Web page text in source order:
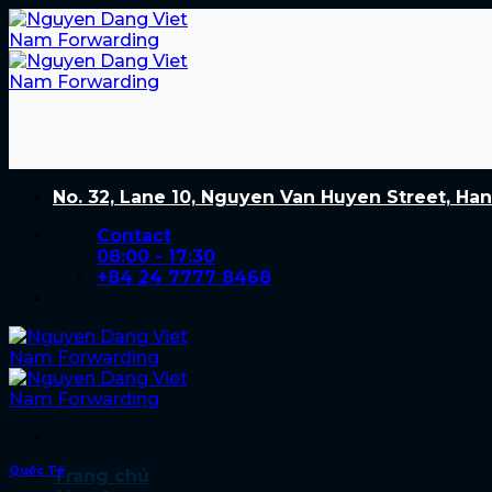
Skip
to
content
No. 32, Lane 10, Nguyen Van Huyen Street,
Contact
08:00 - 17:30
+84 24 7777 8468
Trang chủ
Quốc Tế